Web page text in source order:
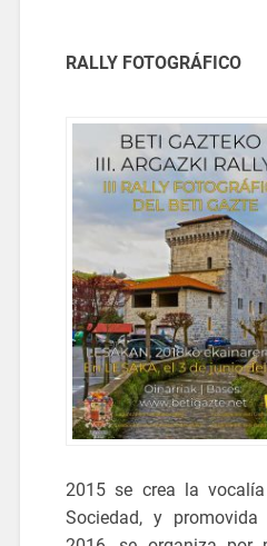
RALLY FOTOGRÁFICO
2015 se crea la
Sociedad, y